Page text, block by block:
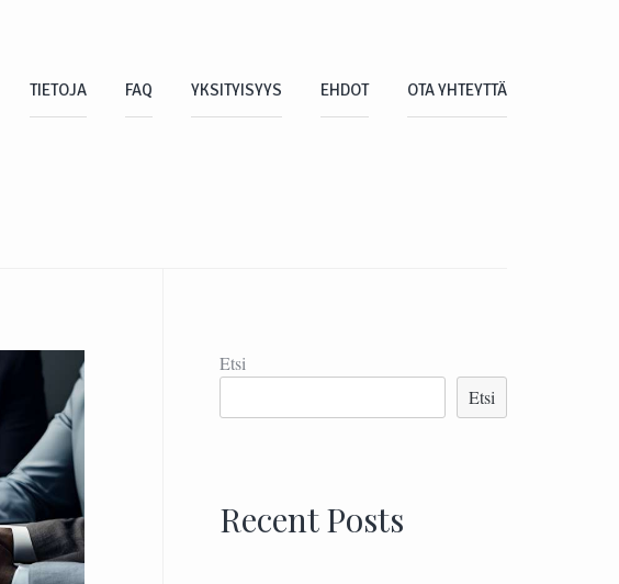
TIETOJA FAQ YKSITYISYYS EHDOT OTA YHTEYTTÄ
Etsi
Etsi
Recent Posts